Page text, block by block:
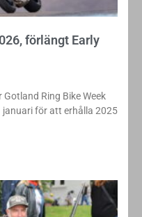
förlängt Early
Ring Bike Week
januari för att erhålla 2025